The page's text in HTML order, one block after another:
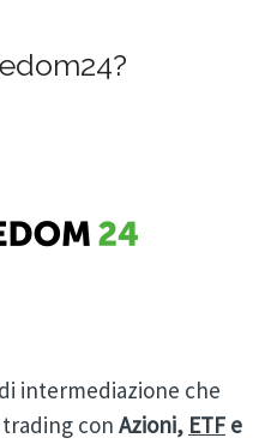
intermediazione che
con Azioni, ETF e